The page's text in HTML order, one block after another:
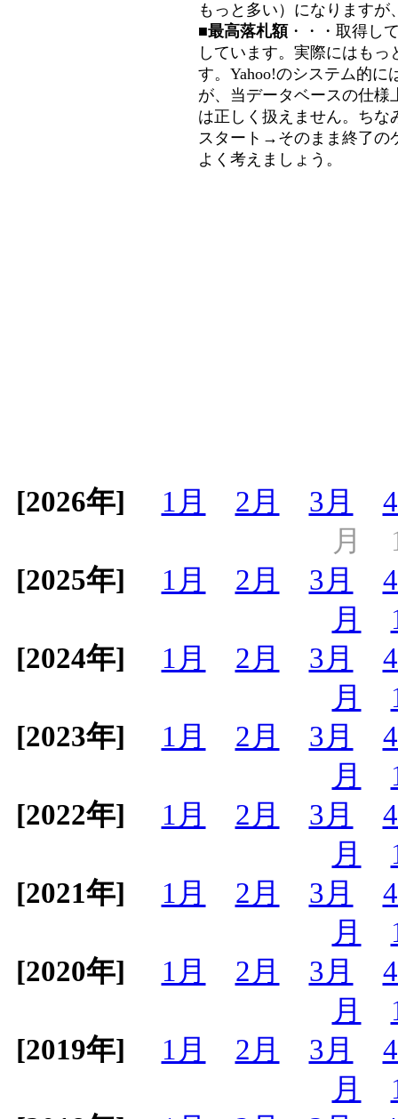
もっと多い）になります
■最高落札額 ・・・取得し
しています。実際にはも
す。Yahoo!のシステム的に
が、当データベースの仕様
は正しく扱えません。ちな
スタート→そのまま終了の
よく考えましょう。
[2026年] 1月 2月 3月
月
[2025年]
1月 2月 3月
月
[2024年]
1月 2月 3月
月
[2023年]
1月 2月 3月
月
[2022年]
1月 2月 3月
月
[2021年]
1月 2月 3月
月
[2020年]
1月 2月 3月
月
[2019年]
1月 2月 3月
月